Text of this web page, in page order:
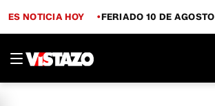
ES NOTICIA HOY FERIADO 10 DE AGOSTO